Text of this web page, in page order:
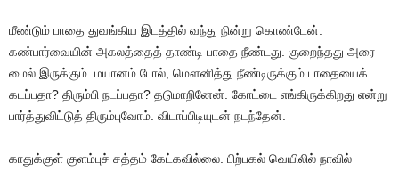
மீண்டும் பாதை துவங்கிய இடத்தில் வந்து நின்று கொண்டேன்.
கண்பார்வையின் அகலத்தைத் தாண்டி பாதை நீண்டது. குறைந்தது அரை
மைல் இருக்கும். மயானம் போல், மௌனித்து நீண்டிருக்கும் பாதையைக்
கடப்பதா? திரும்பி நடப்பதா? தடுமாறினேன். கோட்டை எங்கிருக்கிறது என்று
பார்த்துவிட்டுத் திரும்புவோம். விடாப்பிடியுடன் நடந்தேன்.
காதுக்குள் குளம்புச் சத்தம் கேட்கவில்லை. பிற்பகல் வெயிலில் நாவில்